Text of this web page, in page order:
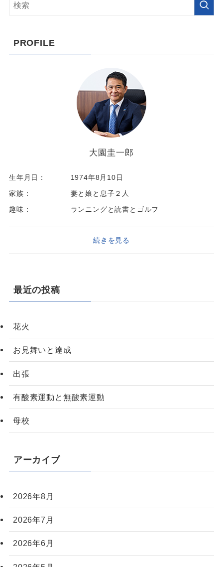
PROFILE
大園圭一郎
生年月日：
1974年8月10日
家族：
妻と娘と息子２人
趣味：
ランニングと読書とゴルフ
続きを見る
最近の投稿
花火
お見舞いと達成
出張
有酸素運動と無酸素運動
母校
アーカイブ
2026年8月
2026年7月
2026年6月